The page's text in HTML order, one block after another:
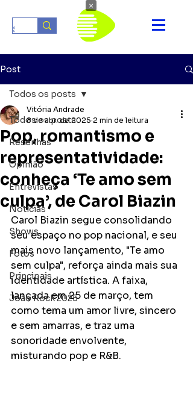
Post
Todos os posts
Resenhas
Opinião
Entrevistas
Notícias
Shows
Fotos
Principais
João Rock 2025
Todos os posts
Pop, romantismo e
representatividade:
conheça ‘Te amo sem
culpa’, de Carol Biazin
Vitória Andrade
8 de abr. de 2025 2 min de leitura
Carol Biazin segue consolidando
seu espaço no pop nacional, e seu
mais novo lançamento, "Te amo
sem culpa", reforça ainda mais sua
identidade artística. A faixa,
lançada em 25 de março, tem
como tema um amor livre, sincero
e sem amarras, e traz uma
sonoridade envolvente,
misturando pop e R&B.
×